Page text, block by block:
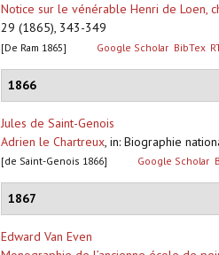
Notice sur le vénérable Henri de Loen,
29 (1865), 343-349
[De Ram 1865] Google Scholar BibTex
1866
Jules de Saint-Genois
Adrien le Chartreux, in: Biographie
[de Saint-Genois 1866] Google Scholar
1867
Edward Van Even